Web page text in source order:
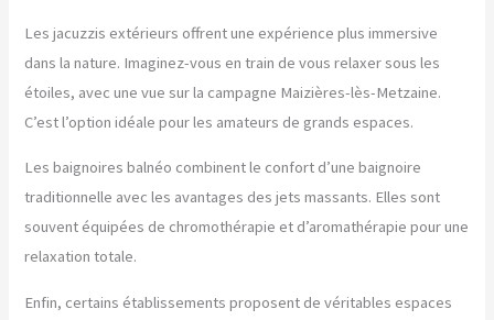
Les jacuzzis extérieurs offrent une expérience plus immersive
dans la nature. Imaginez-vous en train de vous relaxer sous les
étoiles, avec une vue sur la campagne Maizières-lès-Metzaine.
C’est l’option idéale pour les amateurs de grands espaces.
Les baignoires balnéo combinent le confort d’une baignoire
traditionnelle avec les avantages des jets massants. Elles sont
souvent équipées de chromothérapie et d’aromathérapie pour une
relaxation totale.
Enfin, certains établissements proposent de véritables espaces